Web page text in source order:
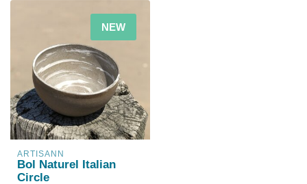
NEW
ARTISANN
Bol Naturel Italian
Circle